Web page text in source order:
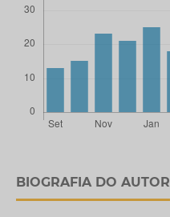
BIOGRAFIA DO AUTOR